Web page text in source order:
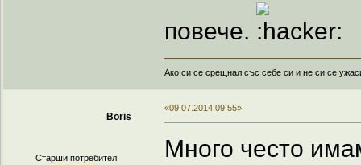
повече.
Ако си се срещнал със себе си и не си се
Boris
Старши потребител
«09.07.2014 09:55»
Много често